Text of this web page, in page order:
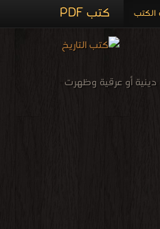
كتب PDF الكتب
أو عرقية وظهرت